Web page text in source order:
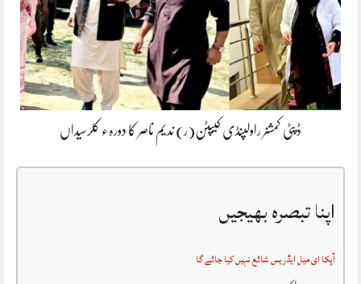
ڈپٹی کمشنر راولپنڈی کیپٹن(ر) ندیم ناصر کا دورہء کلرسیداں
اپنا تبصرہ بھیجیں
آپکا ای میل ایڈریس شائع نہیں کیا جائے گا